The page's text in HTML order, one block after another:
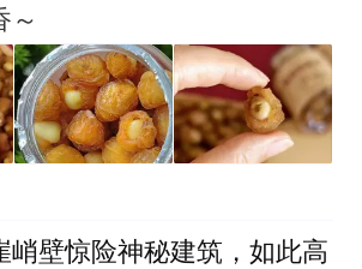
～
峭壁惊险神秘建筑，如此高